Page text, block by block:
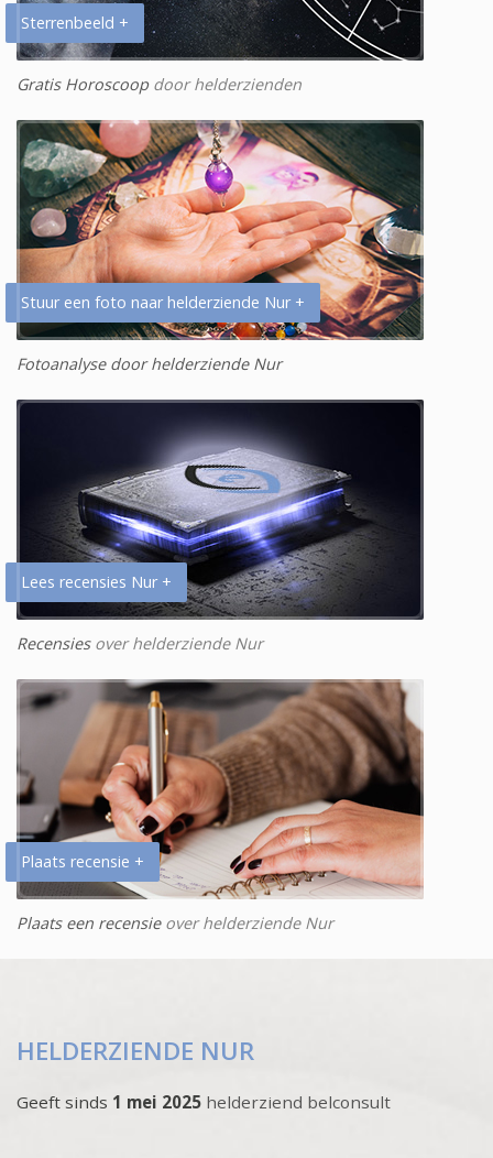
Sterrenbeeld +
Gratis Horoscoopdoor helderzienden
Stuur een foto naar helderziende Nur +
Fotoanalyse door helderziende Nur
Lees recensies Nur +
Recensiesover helderziende Nur
Plaats recensie +
Plaats een recensieover helderziende Nur
HELDERZIENDE NUR
Geeft sinds 1 mei 2025 helderziend belconsult